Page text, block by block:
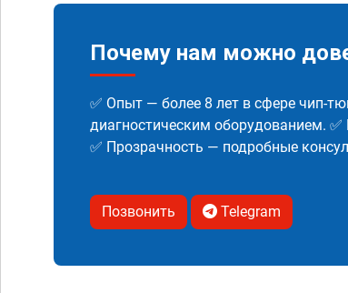
Почему нам можно
✅ Опыт — более 8 лет в сфере чип-
диагностическим оборудованием.
✅ Прозрачность — подробные
Позвонить Telegram